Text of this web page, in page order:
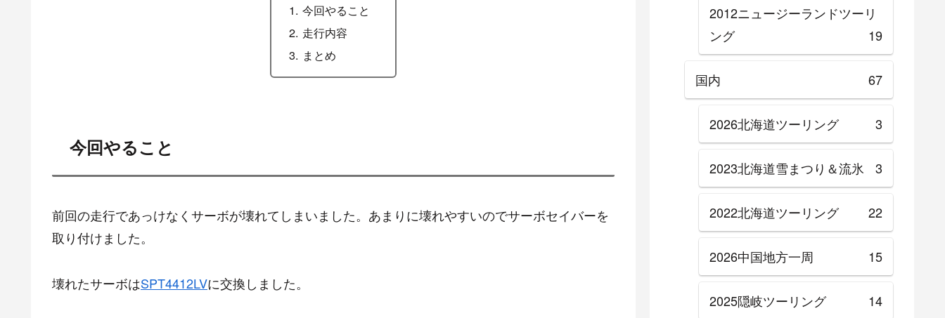
今回やること
走行内容
まとめ
今回やること
前回の走行であっけなくサーボが壊れてしまいました。あまりに壊れやすいのでサーボセイバーを
取り付けました。
壊れたサーボはSPT4412LVに交換しました。
2012ニュージーランドツーリ
ング
19
国内 67
2026北海道ツーリング 3
2023北海道雪まつり＆流氷 3
2022北海道ツーリング 22
2026中国地方一周 15
2025隠岐ツーリング 14